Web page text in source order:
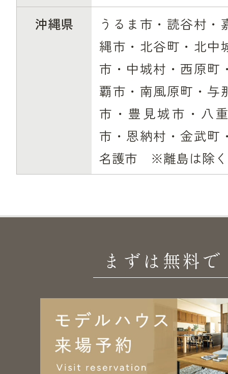
沖縄県
うるま市・読谷村・
縄市・北谷町・北中
市・中城村・西原町
覇市・南風原町・与
市・豊見城市・八
市・恩納村・金武町
名護市 ※離島は除く
まずは無料で